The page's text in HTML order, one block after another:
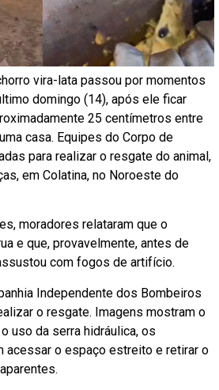
vira-lata passou por momentos
domingo (14), após ele ficar
25 centímetros entre
casa. Equipes do Corpo de
para realizar o resgate do animal,
em Colatina, no Noroeste do
moradores relataram que o
e que, provavelmente, antes de
com fogos de artifício.
Independente dos Bombeiros
o resgate. Imagens mostram o
uso da serra hidráulica, os
acessar o espaço estreito e retirar o